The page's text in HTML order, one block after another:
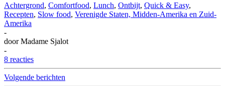
Achtergrond, Comfortfood, Lunch, Ontbijt, Quick & Easy,
Recepten, Slow food, Verenigde Staten, Midden-Amerika en Zuid-
Amerika
-
doorMadame Sjalot
-
8 reacties
Volgende berichten